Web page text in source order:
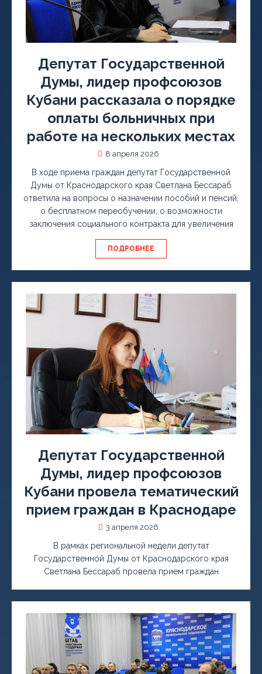
Депутат Государственной
Думы, лидер профсоюзов
Кубани рассказала о порядке
оплаты больничных при
работе на нескольких местах
8 апреля 2026
В ходе приема граждан депутат Государственной
Думы от Краснодарского края Светлана Бессараб
ответила на вопросы о назначении пособий и пенсий,
о бесплатном переобучении, о возможности
заключения социального контракта для увеличения
ПОДРОБНЕЕ
Депутат Государственной
Думы, лидер профсоюзов
Кубани провела тематический
прием граждан в Краснодаре
3 апреля 2026
В рамках региональной недели депутат
Государственной Думы от Краснодарского края
Светлана Бессараб провела прием граждан